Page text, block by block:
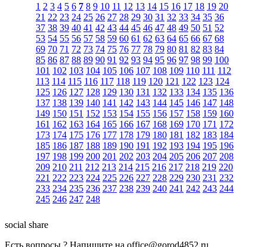
1 2 3 4 5 6 7 8 9 10 11 12 13 14 15 16 17 18 19 20
21 22 23 24 25 26 27 28 29 30 31 32 33 34 35 36
37 38 39 40 41 42 43 44 45 46 47 48 49 50 51 52
53 54 55 56 57 58 59 60 61 62 63 64 65 66 67 68
69 70 71 72 73 74 75 76 77 78 79 80 81 82 83 84
85 86 87 88 89 90 91 92 93 94 95 96 97 98 99 100
101 102 103 104 105 106 107 108 109 110 111 112
113 114 115 116 117 118 119 120 121 122 123 124
125 126 127 128 129 130 131 132 133 134 135 136
137 138 139 140 141 142 143 144 145 146 147 148
149 150 151 152 153 154 155 156 157 158 159 160
161 162 163 164 165 166 167 168 169 170 171 172
173 174 175 176 177 178 179 180 181 182 183 184
185 186 187 188 189 190 191 192 193 194 195 196
197 198 199 200 201 202 203 204 205 206 207 208
209 210 211 212 213 214 215 216 217 218 219 220
221 222 223 224 225 226 227 228 229 230 231 232
233 234 235 236 237 238 239 240 241 242 243 244
245 246 247 248
social share
Есть вопросы ? Напишите на office@gorod4852.ru